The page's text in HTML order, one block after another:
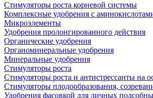
Стимуляторы роста корневой системы
Комплексные удобрения с
Микроэлементы
Удобрения пролонгированного действия
Органические удобрения
Органоминеральные удобрения
Минеральные удобрения
Стимуляторы роста
Стимуляторы роста и антистрессанты на
Стимуляторы плодообразования,
Удобрения фасовкой для личных